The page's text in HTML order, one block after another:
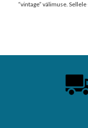
“vintage” välimuse. Sellele